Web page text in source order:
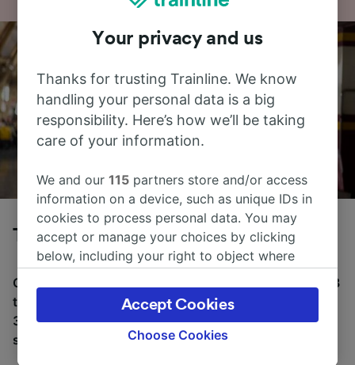
Tog fra Roma til Pisa
Gjennomsnittlig tid å reise fra Roma til Pisa med tog er 3
t 21m, over en avstand på rundt 264 km. Det er normalt
36 tog per dag som reiser fra Roma til Pisa, og billetter
starter fra kr 160,29.
Your privacy and us
Thanks for trusting Trainline. We know
handling your personal data is a big
responsibility. Here’s how we’ll be taking
care of your information.
We and our115 partners store and/or access
information on a device, such as unique IDs in
cookies to process personal data. You may
accept or manage your choices by clicking
below, including your right to object where
the privacy policy page. These choices will be
signaled to our partners and will not affect
browsing data. Your data will not be used for
Choose Cookies
Accept Cookies